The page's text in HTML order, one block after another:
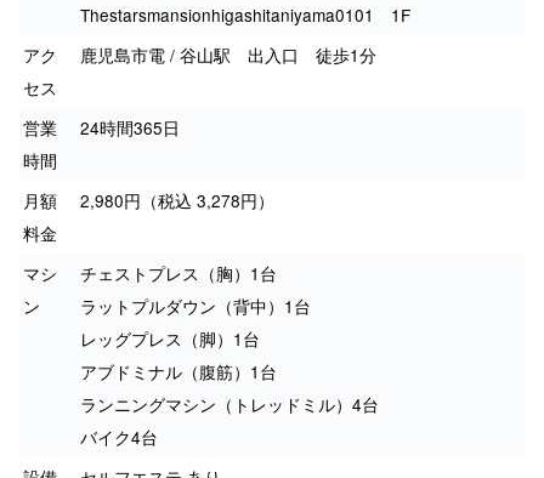
Thestarsmansionhigashitaniyama0101 1F
アク
セス
鹿児島市電 / 谷山駅 出入口 徒歩1分
営業
時間
24時間365日
月額
料金
2,980円（税込 3,278円）
マシ
ン
チェストプレス（胸）1台
ラットプルダウン（背中）1台
レッグプレス（脚）1台
アブドミナル（腹筋）1台
ランニングマシン（トレッドミル）4台
バイク4台